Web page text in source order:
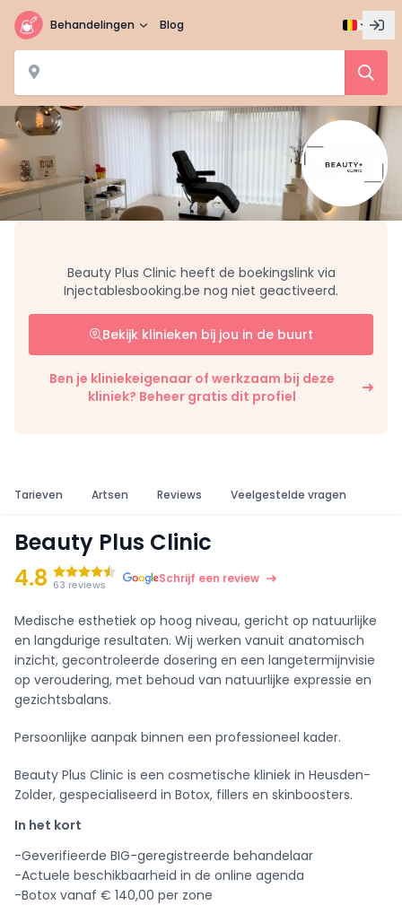
Behandelingen Blog
Beauty Plus Clinic heeft de boekingslink via
Injectablesbooking.be nog niet geactiveerd.
Bekijk klinieken bij jou in de buurt
Ben je kliniekeigenaar of werkzaam bij deze
kliniek? Beheer gratis dit profiel
Tarieven Artsen Reviews Veelgestelde vragen
Beauty Plus Clinic
4.8 63 reviews Schrijf een review
Medische esthetiek op hoog niveau, gericht op natuurlijke
en langdurige resultaten. Wij werken vanuit anatomisch
inzicht, gecontroleerde dosering en een langetermijnvisie
op veroudering, met behoud van natuurlijke expressie en
gezichtsbalans.
Persoonlijke aanpak binnen een professioneel kader.
Beauty Plus Clinic is een cosmetische kliniek in Heusden-
Zolder, gespecialiseerd in Botox, fillers en skinboosters.
In het kort
-Geverifieerde BIG-geregistreerde behandelaar
-Actuele beschikbaarheid in de online agenda
-Botox vanaf € 140,00 per zone